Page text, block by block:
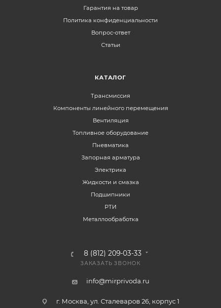
Гарантия на товар
Политика конфиденциальности
Вопрос-ответ
Статьи
КАТАЛОГ
Трансмиссия
Компоненты линейного перемещения
Вентиляция
Топливное оборудование
Пневматика
Запорная арматура
Электрика
Жидкости и смазка
Подшипники
РТИ
Металлообработка
8 (812) 209-03-33
ЗАКАЗАТЬ ЗВОНОК
info@mirprivoda.ru
г. Москва, ул. Сталеваров 26, корпус 1